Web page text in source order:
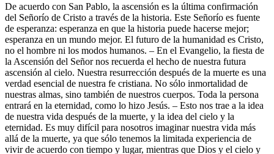
De acuerdo con San Pablo, la ascensión es la última confirmación
del Señorío de Cristo a través de la historia. Este Señorío es fuente
de esperanza: esperanza en que la historia puede hacerse mejor;
esperanza en un mundo mejor. El futuro de la humanidad es Cristo,
no el hombre ni los modos humanos. – En el Evangelio, la fiesta de
la Ascensión del Señor nos recuerda el hecho de nuestra futura
ascensión al cielo. Nuestra resurrección después de la muerte es una
verdad esencial de nuestra fe cristiana. No sólo inmortalidad de
nuestras almas, sino también de nuestros cuerpos. Toda la persona
entrará en la eternidad, como lo hizo Jesús. – Esto nos trae a la idea
de nuestra vida después de la muerte, y la idea del cielo y la
eternidad. Es muy difícil para nosotros imaginar nuestra vida más
allá de la muerte, ya que sólo tenemos la limitada experiencia de
vivir de acuerdo con tiempo y lugar, mientras que Dios y el cielo y